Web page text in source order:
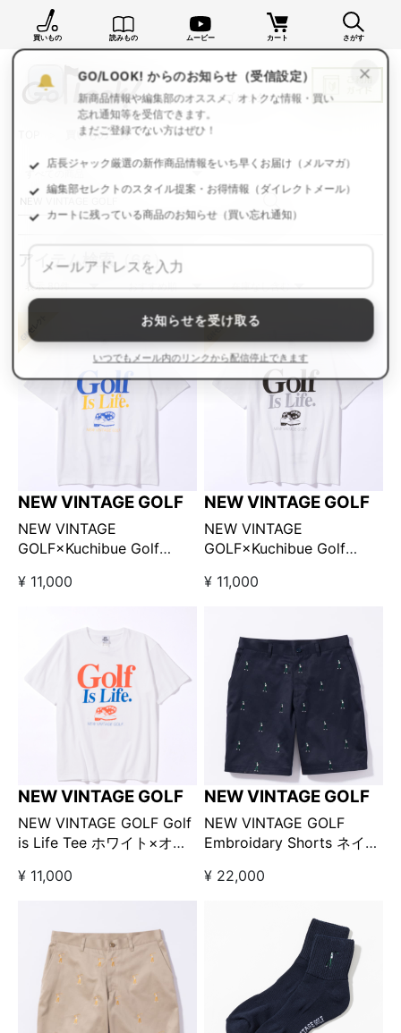
買いもの 読みもの ムービー カート さがす
買いもの一覧
アイテム検索（66）
NEW VINTAGE GOLF
NEW VINTAGE
GOLF×Kuchibue Golf
Tee ブルー×イエロー
¥ 11,000
NEW VINTAGE GOLF
NEW VINTAGE
GOLF×Kuchibue Golf
Tee ブラック×グレー
¥ 11,000
NEW VINTAGE GOLF
NEW VINTAGE GOLF Golf
is Life Tee ホワイト×オレ
¥ 11,000
NEW VINTAGE GOLF
NEW VINTAGE GOLF
Embroidary Shorts ネイビ
¥ 22,000
×
GO/LOOK! からのお知らせ（受信設定）
新商品情報や編集部のオススメ、オトクな情報・買い
忘れ通知等を受信できます。
まだご登録でない方はぜひ！
店長ジャック厳選の新作商品情報をいち早くお届け（メルマガ）
編集部セレクトのスタイル提案・お得情報（ダイレクトメール）
カートに残っている商品のお知らせ（買い忘れ通知）
お知らせを受け取る
いつでもメール内のリンクから配信停止できます